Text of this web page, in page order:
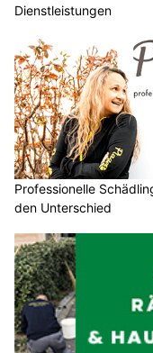
Dienstleistungen
Professionelle
den Unterschied